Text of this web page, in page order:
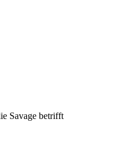
Savage betrifft